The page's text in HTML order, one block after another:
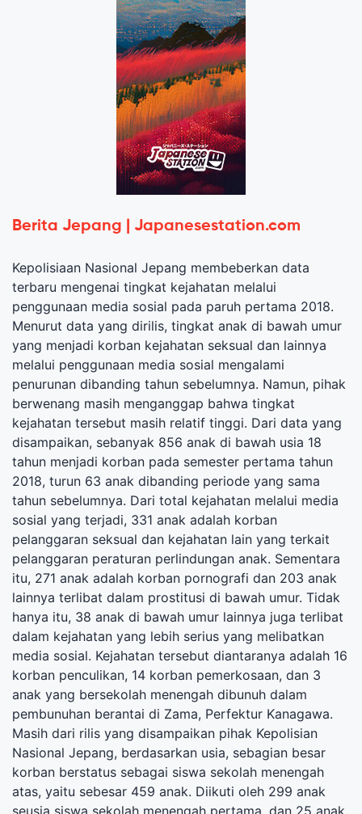
Berita Jepang | Japanesestation.com
Kepolisiaan Nasional Jepang membeberkan data
terbaru mengenai tingkat kejahatan melalui
penggunaan media sosial pada paruh pertama 2018.
Menurut data yang dirilis, tingkat anak di bawah umur
yang menjadi korban kejahatan seksual dan lainnya
melalui penggunaan media sosial mengalami
penurunan dibanding tahun sebelumnya. Namun, pihak
berwenang masih menganggap bahwa tingkat
kejahatan tersebut masih relatif tinggi. Dari data yang
disampaikan, sebanyak 856 anak di bawah usia 18
tahun menjadi korban pada semester pertama tahun
2018, turun 63 anak dibanding periode yang sama
tahun sebelumnya. Dari total kejahatan melalui media
sosial yang terjadi, 331 anak adalah korban
pelanggaran seksual dan kejahatan lain yang terkait
pelanggaran peraturan perlindungan anak. Sementara
itu, 271 anak adalah korban pornografi dan 203 anak
lainnya terlibat dalam prostitusi di bawah umur. Tidak
hanya itu, 38 anak di bawah umur lainnya juga terlibat
dalam kejahatan yang lebih serius yang melibatkan
media sosial. Kejahatan tersebut diantaranya adalah 16
korban penculikan, 14 korban pemerkosaan, dan 3
anak yang bersekolah menengah dibunuh dalam
pembunuhan berantai di Zama, Perfektur Kanagawa.
Masih dari rilis yang disampaikan pihak Kepolisian
Nasional Jepang, berdasarkan usia, sebagian besar
korban berstatus sebagai siswa sekolah menengah
atas, yaitu sebesar 459 anak. Diikuti oleh 299 anak
seusia siswa sekolah menengah pertama, dan 25 anak